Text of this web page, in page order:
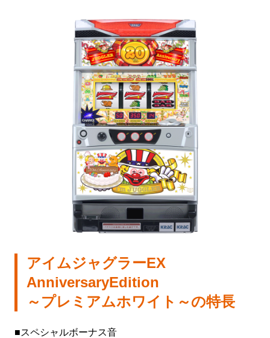
北電子製品販売ネットワーク
システムサポート
印刷製本機器
株式会社北電子ホールディングス
株式会社北電子
株式会社ゼクロスクリエイティブ
株式会社キタック販売
北電子製品販売ネットワーク
採用情報
アイムジャグラーEX
AnniversaryEdition
～プレミアムホワイト～の特長
■スペシャルボーナス音